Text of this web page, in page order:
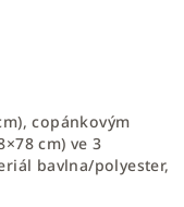
copánkovým
cm) ve 3
bavlna/polyester,